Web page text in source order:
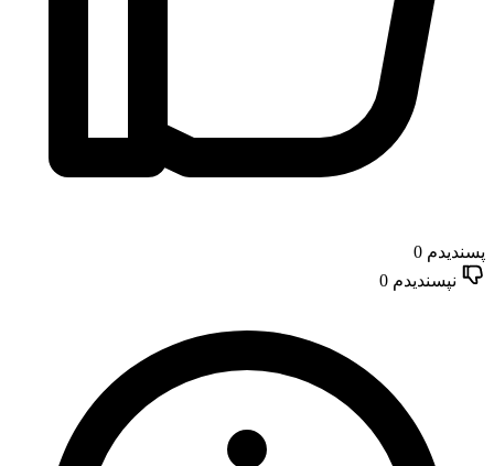
پسندیدم 0
نپسندیدم 0